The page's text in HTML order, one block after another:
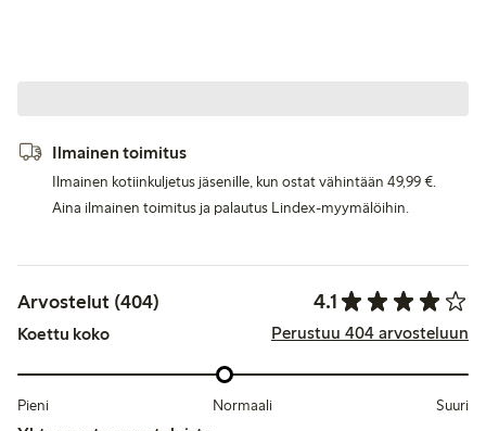
Ilmainen toimitus
Ilmainen kotiinkuljetus jäsenille, kun ostat vähintään 49,99 €.
Aina ilmainen toimitus ja palautus Lindex-myymälöihin.
Arvostelut (404) 4.1
Koettu koko Perustuu 404 arvosteluun
Pieni Normaali Suuri